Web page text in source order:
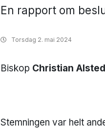
En rapport om
Torsdag 2. mai 2024
Biskop Christian Alsted
Stemningen var helt